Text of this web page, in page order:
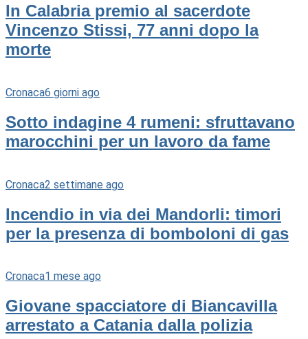
In Calabria premio al sacerdote
Vincenzo Stissi, 77 anni dopo la
morte
Cronaca6 giorni ago
Sotto indagine 4 rumeni: sfruttavano
marocchini per un lavoro da fame
Cronaca2 settimane ago
Incendio in via dei Mandorli: timori
per la presenza di bomboloni di gas
Cronaca1 mese ago
Giovane spacciatore di Biancavilla
arrestato a Catania dalla polizia